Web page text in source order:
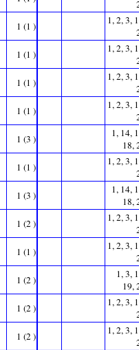
1 (1 )
1, 2, 3,
1 (1 )
1, 2, 3,
1 (1 )
1, 2, 3,
1 (1 )
1, 2, 3,
1 (3 )
1, 14,
18,
1 (1 )
1, 2, 3,
1 (3 )
1, 14,
18,
1 (2 )
1, 2, 3,
1 (1 )
1, 2, 3,
1 (2 )
1, 3,
19,
1 (2 )
1, 2, 3,
1 (2 )
1, 2, 3,